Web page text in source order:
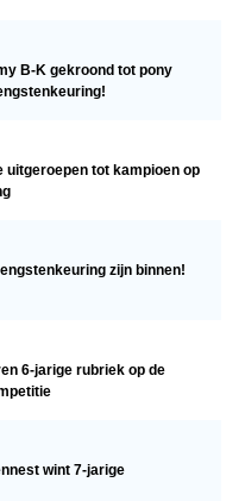
B-K gekroond tot pony
uitgeroepen tot kampioen op
zijn binnen!
6-jarige rubriek op de
wint 7-jarige